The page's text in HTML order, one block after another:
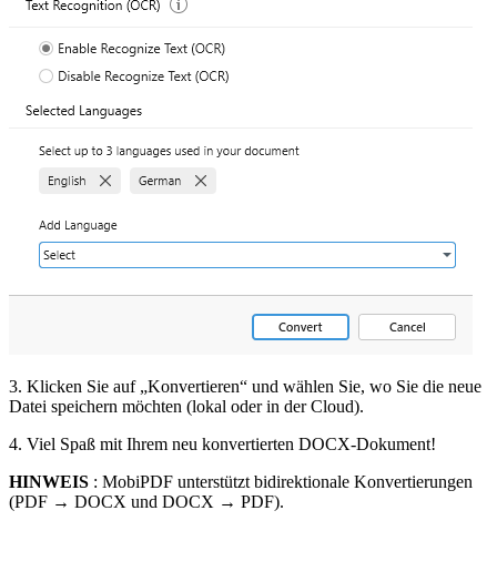
3. Klicken Sie auf „Konvertieren“ und wählen Sie, wo Sie die neue
Datei speichern möchten (lokal oder in der Cloud).
4. Viel Spaß mit Ihrem neu konvertierten DOCX-Dokument!
HINWEIS : MobiPDF unterstützt bidirektionale Konvertierungen
(PDF → DOCX und DOCX → PDF).